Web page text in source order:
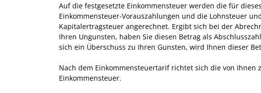
Auf die festgesetzte Einkommensteuer werden die für
Einkommensteuer-Vorauszahlungen und die Lohnsteuer
Kapitalertragsteuer angerechnet. Ergibt sich bei der
Ihren Ungunsten, haben Sie diesen Betrag als
sich ein Überschuss zu Ihren Gunsten, wird Ihnen dieser
Nach dem Einkommensteuertarif richtet sich die von Ihnen
Einkommensteuer.